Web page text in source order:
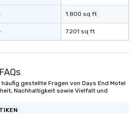
1.800 sq ft
7.201 sq ft
gestellte Fragen von Days End Motel
Nachhaltigkeit sowie Vielfalt und